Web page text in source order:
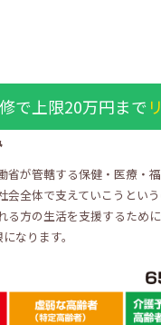
で上限20万円まで
省が管轄する保健・医療・
全体で支えていこうという
る方の生活を支援するため
なります。